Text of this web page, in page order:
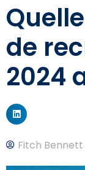
de
2024
Fitch